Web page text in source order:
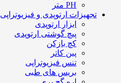
PH متر
تجهیزات ارتوپدی و فیزیوتراپی
ابزار ارتوپدی
پیچ گوشتی ارتوپدی
کچ بازکن
پین کاتر
تنس فیزیوتراپی
بریس های طبی